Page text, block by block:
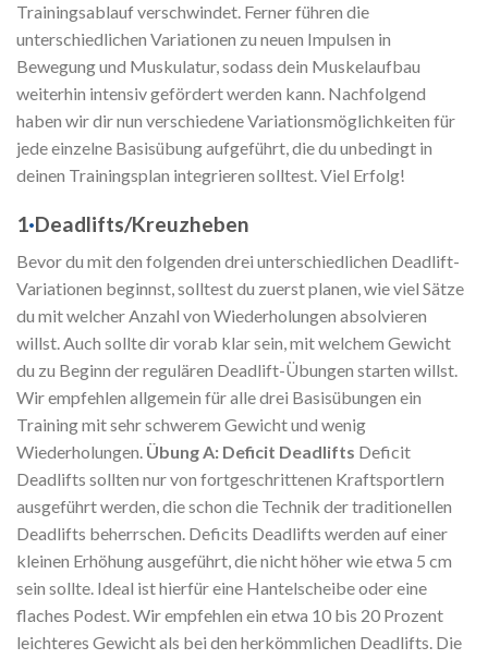
Trainingsablauf verschwindet. Ferner führen die
unterschiedlichen Variationen zu neuen Impulsen in
Bewegung und Muskulatur, sodass dein Muskelaufbau
weiterhin intensiv gefördert werden kann. Nachfolgend
haben wir dir nun verschiedene Variationsmöglichkeiten für
jede einzelne Basisübung aufgeführt, die du unbedingt in
deinen Trainingsplan integrieren solltest. Viel Erfolg!
1·Deadlifts/Kreuzheben
Bevor du mit den folgenden drei unterschiedlichen Deadlift-
Variationen beginnst, solltest du zuerst planen, wie viel Sätze
du mit welcher Anzahl von Wiederholungen absolvieren
willst. Auch sollte dir vorab klar sein, mit welchem Gewicht
du zu Beginn der regulären Deadlift-Übungen starten willst.
Wir empfehlen allgemein für alle drei Basisübungen ein
Training mit sehr schwerem Gewicht und wenig
Wiederholungen. Übung A: Deficit Deadlifts Deficit
Deadlifts sollten nur von fortgeschrittenen Kraftsportlern
ausgeführt werden, die schon die Technik der traditionellen
Deadlifts beherrschen. Deficits Deadlifts werden auf einer
kleinen Erhöhung ausgeführt, die nicht höher wie etwa 5 cm
sein sollte. Ideal ist hierfür eine Hantelscheibe oder eine
flaches Podest. Wir empfehlen ein etwa 10 bis 20 Prozent
leichteres Gewicht als bei den herkömmlichen Deadlifts. Die